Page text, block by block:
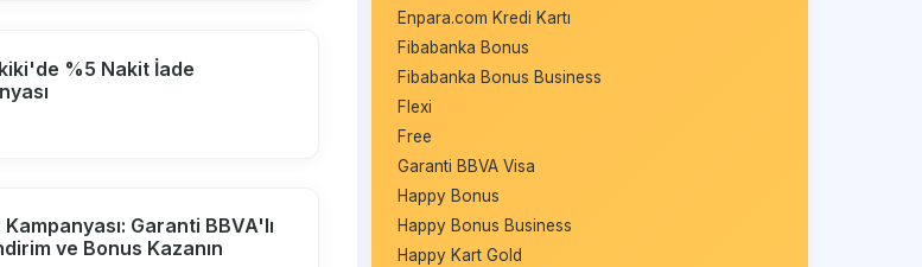
%5 Nakit İade
Garanti BBVA'lı
ve Bonus Kazanın
Enpara.com Kredi Kartı
Fibabanka Bonus
Fibabanka Bonus Business
Flexi
Free
Garanti BBVA Visa
Happy Bonus
Happy Bonus Business
Happy Kart Gold